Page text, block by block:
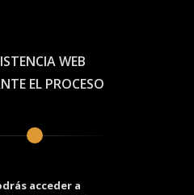
WEB
EL PROCESO
acceder a